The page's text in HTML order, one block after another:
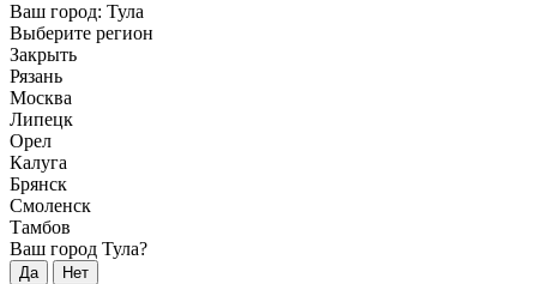
Ваш город: Тула
Выберите регион
Закрыть
Рязань
Москва
Липецк
Орел
Калуга
Брянск
Смоленск
Тамбов
Ваш город Тула?
Да Нет